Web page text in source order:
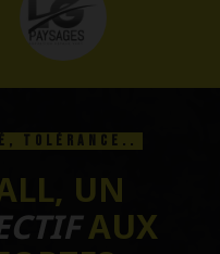
TOLÉRANCE..
UN
AUX